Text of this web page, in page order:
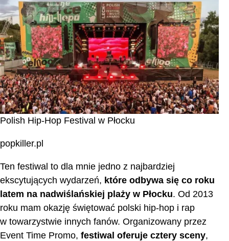
Polish Hip-Hop Festival w Płocku
popkiller.pl
Ten festiwal to dla mnie jedno z najbardziej
ekscytujących wydarzeń, które odbywa się co roku
latem na nadwiślańskiej plaży w Płocku. Od 2013
roku mam okazję świętować polski hip-hop i rap
w towarzystwie innych fanów. Organizowany przez
Event Time Promo, festiwal oferuje cztery sceny,